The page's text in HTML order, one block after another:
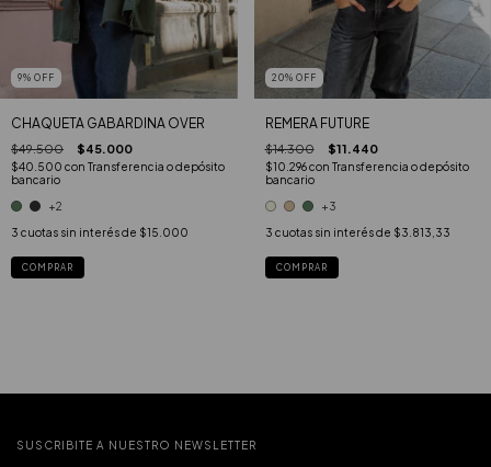
9% OFF
CHAQUETA GABARDINA OVER
$49.500 $45.000
$40.500 con Transferencia o depósito
bancario
+2
3 cuotas sin interés de $15.000
COMPRAR
20% OFF
REMERA FUTURE
$14.300 $11.440
$10.296con Transferencia o depósito
bancario
+3
3 cuotas sin interés de $3.813,33
COMPRAR
SUSCRIBITE A NUESTRO NEWSLETTER